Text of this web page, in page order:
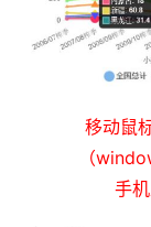
移动鼠
（
手